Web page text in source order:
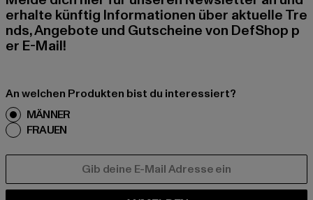
erhalte künftig Informationen über aktuelle Tre
nds, Angebote und Gutscheine von DefShop p
er E-Mail!
An welchen Produkten bist du interessiert?
MÄNNER
FRAUEN